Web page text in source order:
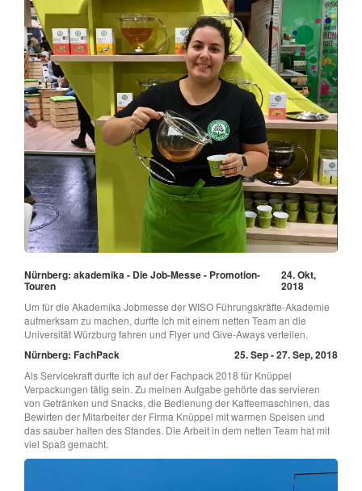
Nürnberg: akademika - Die Job-Messe - Promotion-
Touren
24. Okt,
2018
Um für die Akademika Jobmesse der WISO Führungskräfte-Akademie
aufmerksam zu machen, durfte ich mit einem netten Team an die
Universität Würzburg fahren und Flyer und Give-Aways verteilen.
Nürnberg: FachPack 25. Sep - 27. Sep, 2018
Als Servicekraft durfte ich auf der Fachpack 2018 für Knüppel
Verpackungen tätig sein. Zu meinen Aufgabe gehörte das servieren
von Getränken und Snacks, die Bedienung der Kaffeemaschinen, das
Bewirten der Mitarbeiter der Firma Knüppel mit warmen Speisen und
das sauber halten des Standes. Die Arbeit in dem netten Team hat mit
viel Spaß gemacht.